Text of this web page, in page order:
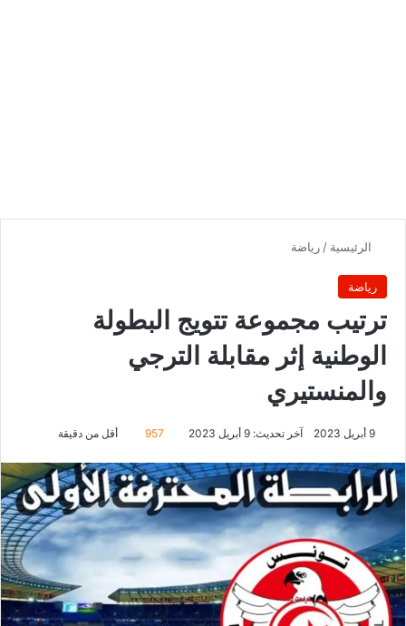
الرئيسية / رياضة
رياضة
ترتيب مجموعة تتويج البطولة
الوطنية إثر مقابلة الترجي
والمنستيري
9 أبريل 2023 آخر تحديث: 9 أبريل 2023 957 أقل من دقيقة